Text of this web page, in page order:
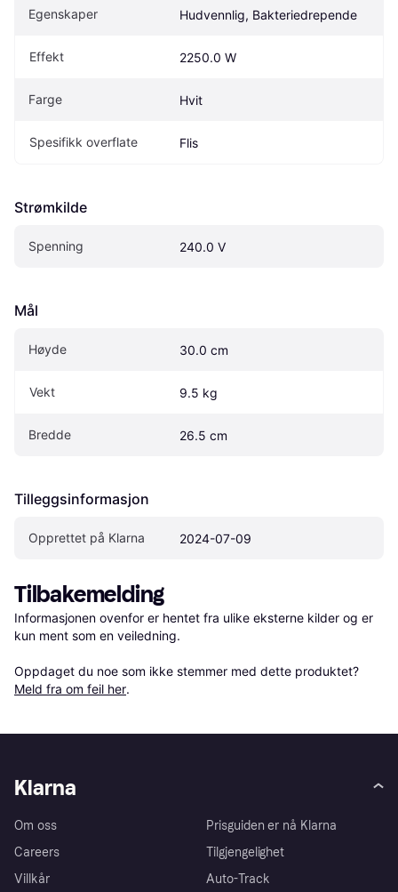
Egenskaper Hudvennlig, Bakteriedrepende
Effekt 2250.0 W
Farge Hvit
Spesifikk overflate Flis
Strømkilde
Spenning 240.0 V
Mål
Høyde 30.0 cm
Vekt 9.5 kg
Bredde 26.5 cm
Tilleggsinformasjon
Opprettet på Klarna 2024-07-09
Tilbakemelding
Informasjonen ovenfor er hentet fra ulike eksterne kilder og er
kun ment som en veiledning.
Oppdaget du noe som ikke stemmer med dette produktet?
Meld fra om feil her.
Klarna
Om oss
Careers
Villkår
Prisguiden er nå Klarna
Tilgjengelighet
Auto-Track